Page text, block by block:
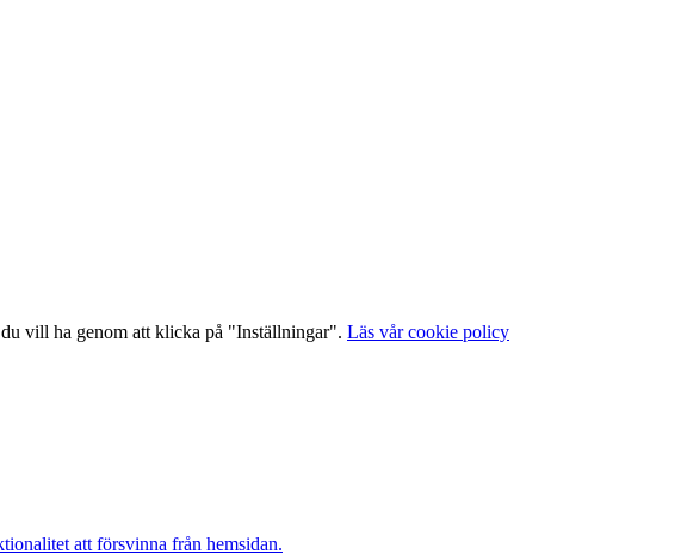
vill ha genom att klicka på "Inställningar". Läs vår cookie policy
att försvinna från hemsidan.